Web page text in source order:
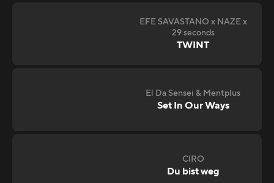
EFE SAVASTANO x NAZE x
29 seconds
TWINT
El Da Sensei & Mentplus
Set In Our Ways
CIRO
Du bist weg